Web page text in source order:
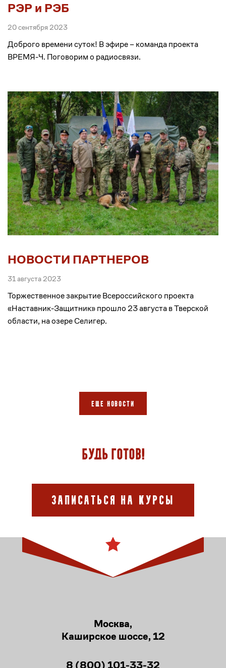
РЭР и РЭБ
20 сентября 2023
Доброго времени суток! В эфире – команда проекта
ВРЕМЯ-Ч. Поговорим о радиосвязи.
НОВОСТИ ПАРТНЕРОВ
31 августа 2023
Торжественное закрытие Всероссийского проекта
«Наставник-Защитник» прошло 23 августа в Тверской
области, на озере Селигер.
ЕЩЕ НОВОСТИ
Будь готов!
Записаться на курсы
Москва,
Каширское шоссе, 12
8 (800) 101-33-32